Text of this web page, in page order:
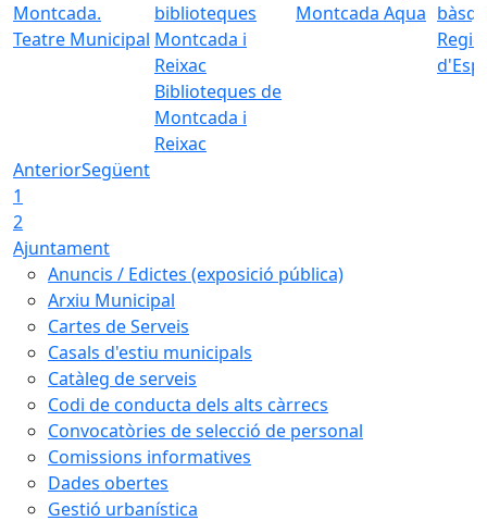
Teatre Municipal
Biblioteques de
Montcada i
Reixac
Montcada Aqua
AnteriorSegüent
1
2
Ajuntament
Anuncis / Edictes (exposició pública)
Arxiu Municipal
Cartes de Serveis
Casals d'estiu municipals
Catàleg de serveis
Codi de conducta dels alts càrrecs
Convocatòries de selecció de personal
Comissions informatives
Dades obertes
Gestió urbanística